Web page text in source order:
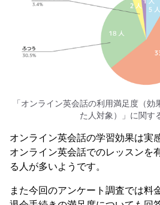
「オンライン英会話の利用満足度（
た人対象）」に関す
オンライン英会話の学習効果は実
オンライン英会話でのレッスンを
る人が多いようです。
また今回のアンケート調査では料